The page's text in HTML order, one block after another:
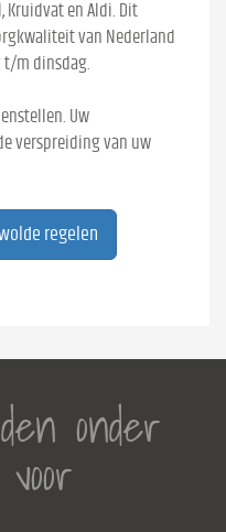
Kruidvat en Aldi. Dit
van Nederland
t/m dinsdag.
Uw
verspreiding van uw
regelen
onder